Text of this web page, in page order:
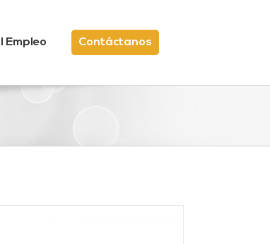
Empleo Contáctanos